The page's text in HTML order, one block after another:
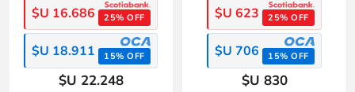
$U 16.686 25% OFF
$U 18.911 15% OFF
$U 22.248
$U 623 25% OFF
$U 706 15% OFF
$U 830